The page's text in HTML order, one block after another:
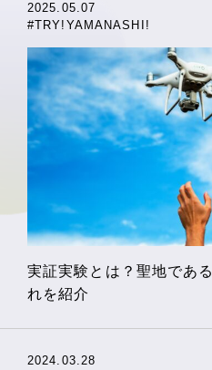
2025.05.07
#TRY!YAMANASHI!
実証実験とは？聖地であ
れを紹介
2024.03.28